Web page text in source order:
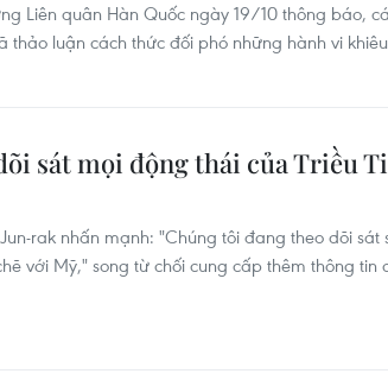
Liên quân Hàn Quốc ngày 19/10 thông báo,
luận cách thức đối phó những hành vi khiêu
sát mọi động thái của Triều
rak nhấn mạnh: "Chúng tôi đang theo dõi sát
với Mỹ," song từ chối cung cấp thêm thông tin